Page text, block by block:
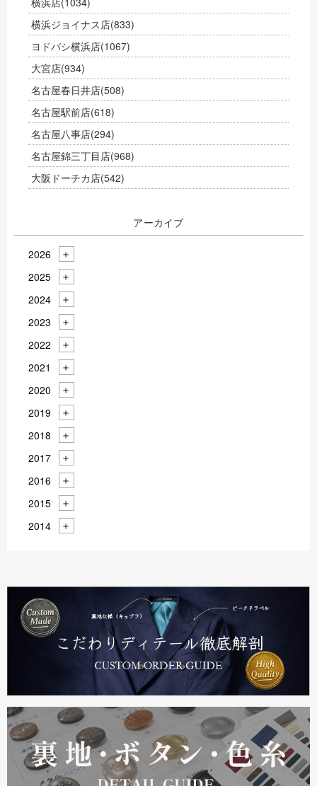
横浜ジョイナス店(833)
ヨドバシ横浜店(1067)
大宮店(934)
名古屋春日井店(508)
名古屋駅前店(618)
名古屋八事店(294)
名古屋錦三丁目店(968)
大阪ドーチカ店(542)
アーカイブ
2026
2025
2024
2023
2022
2021
2020
2019
2018
2017
2016
2015
2014